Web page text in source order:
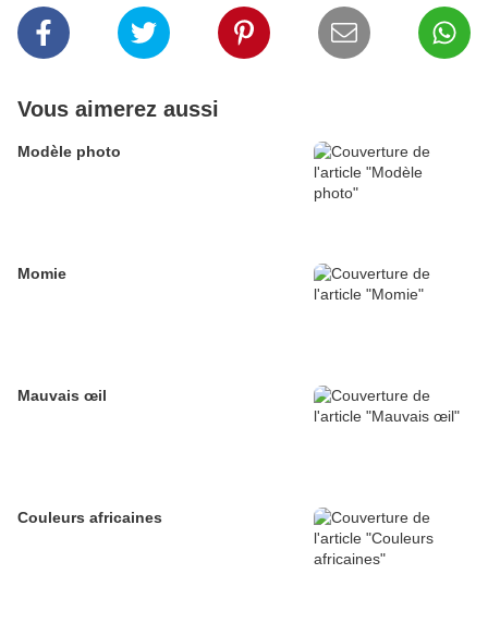
Vous aimerez aussi
Modèle photo
Momie
Mauvais œil
Couleurs africaines